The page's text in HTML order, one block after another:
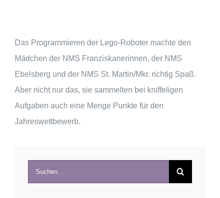
Das Programmieren der Lego-Roboter machte den
Mädchen der NMS Franziskanerinnen, der NMS
Ebelsberg und der NMS St. Martin/Mkr. richtig Spaß.
Aber nicht nur das, sie sammelten bei kniffeligen
Aufgaben auch eine Menge Punkte für den
Jahreswettbewerb.
Suche
nach: